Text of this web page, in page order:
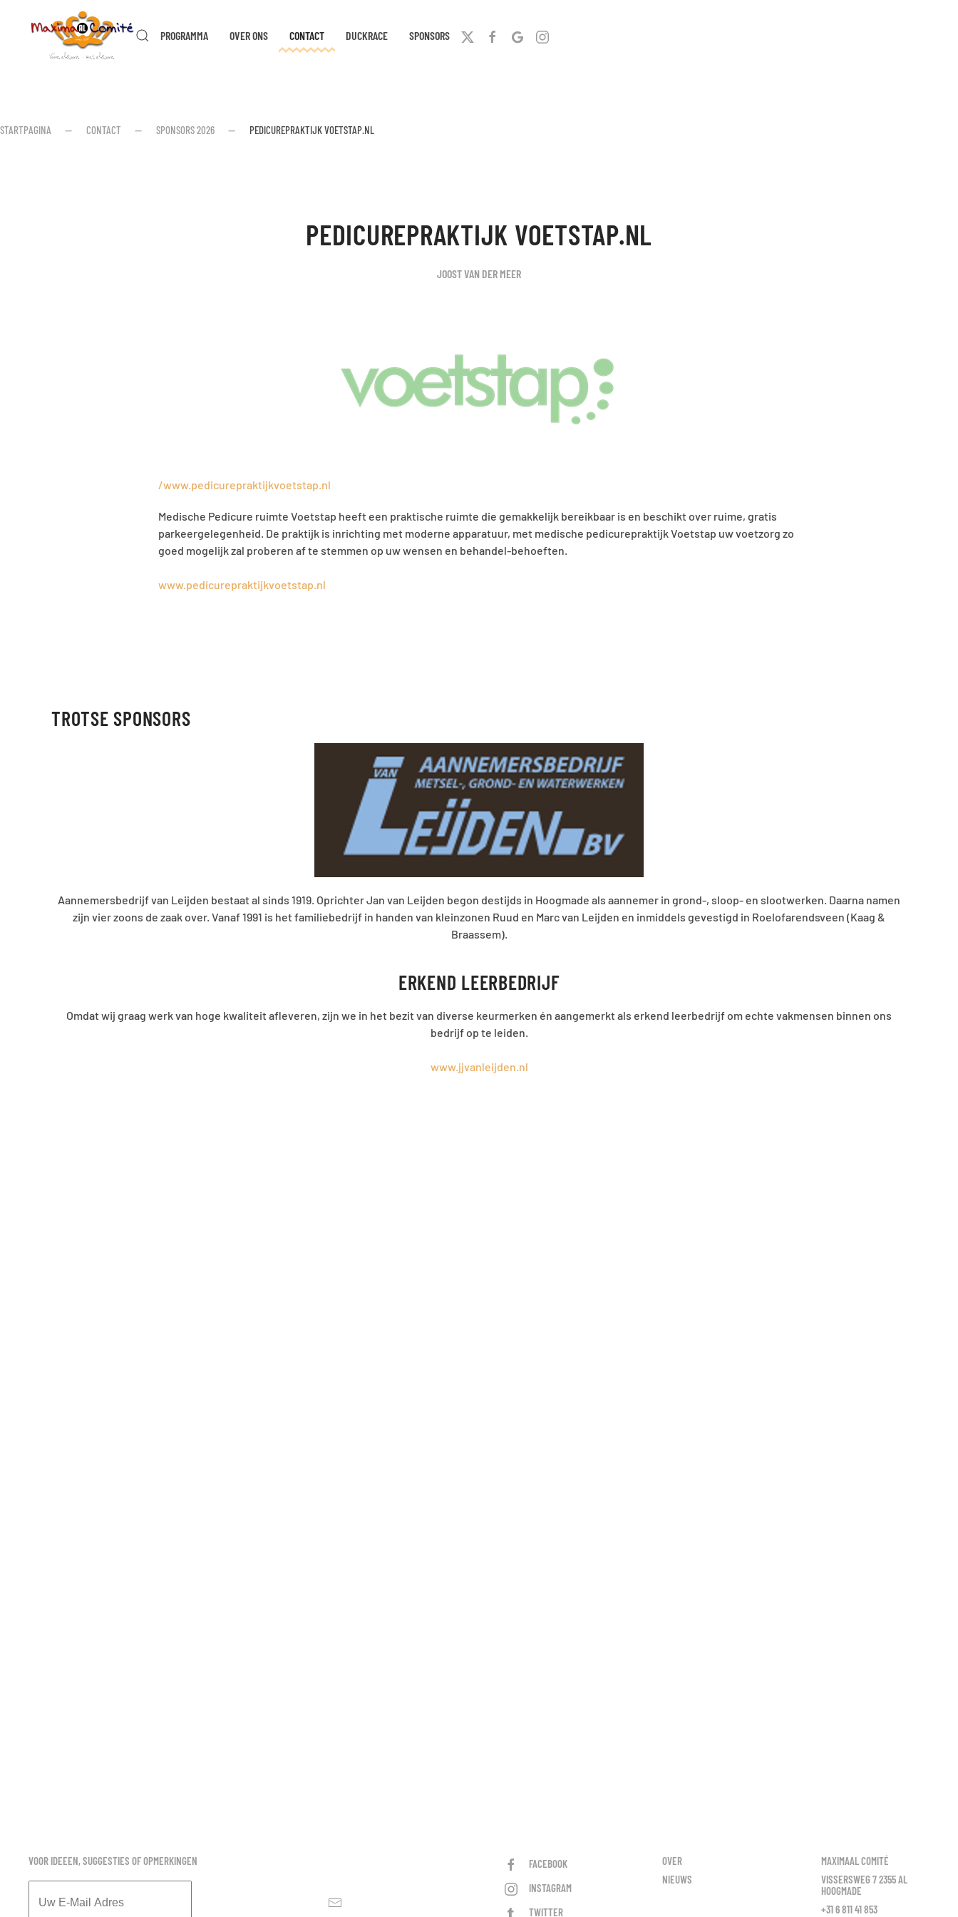
Skip to main content PROGRAMMA OVER ONS CONTACT DUCKRACE SPONSORS
STARTPAGINA CONTACT SPONSORS 2026 PEDICUREPRAKTIJK VOETSTAP.NL
PEDICUREPRAKTIJK VOETSTAP.NL
JOOST VAN DER MEER
/www.pedicurepraktijkvoetstap.nl
Medische Pedicure ruimte Voetstap heeft een praktische ruimte die gemakkelijk bereikbaar is en beschikt over ruime, gratis
parkeergelegenheid. De praktijk is inrichting met moderne apparatuur, met medische pedicurepraktijk Voetstap uw voetzorg zo
goed mogelijk zal proberen af te stemmen op uw wensen en behandel-behoeften.
www.pedicurepraktijkvoetstap.nl
TROTSE SPONSORS
Aannemersbedrijf van Leijden bestaat al sinds 1919. Oprichter Jan van Leijden begon destijds in Hoogmade als aannemer in grond-, sloop- en slootwerken. Daarna namen
zijn vier zoons de zaak over. Vanaf 1991 is het familiebedrijf in handen van kleinzonen Ruud en Marc van Leijden en inmiddels gevestigd in Roelofarendsveen (Kaag &
Braassem).
ERKEND LEERBEDRIJF
Omdat wij graag werk van hoge kwaliteit afleveren, zijn we in het bezit van diverse keurmerken én aangemerkt als erkend leerbedrijf om echte vakmensen binnen ons
bedrijf op te leiden.
www.jjvanleijden.nl
VOOR IDEEEN, SUGGESTIES OF OPMERKINGEN
FACEBOOK
INSTAGRAM
TWITTER
OVER
NIEUWS
MAXIMAAL COMITÉ
VISSERSWEG 7 2355 AL
HOOGMADE
+31 6 811 41 853